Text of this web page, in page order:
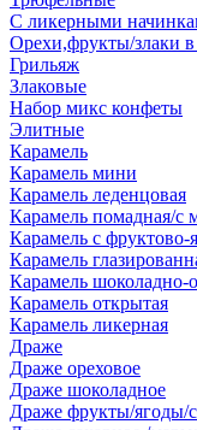
С ликерными
Орехи,фрукты/злаки
Грильяж
Злаковые
Набор микс конфеты
Элитные
Карамель
Карамель мини
Карамель леденцовая
Карамель помадная/с
Карамель с
Карамель
Карамель шоколадно-
Карамель открытая
Карамель ликерная
Драже
Драже ореховое
Драже шоколадное
Драже фрукты/ягоды/